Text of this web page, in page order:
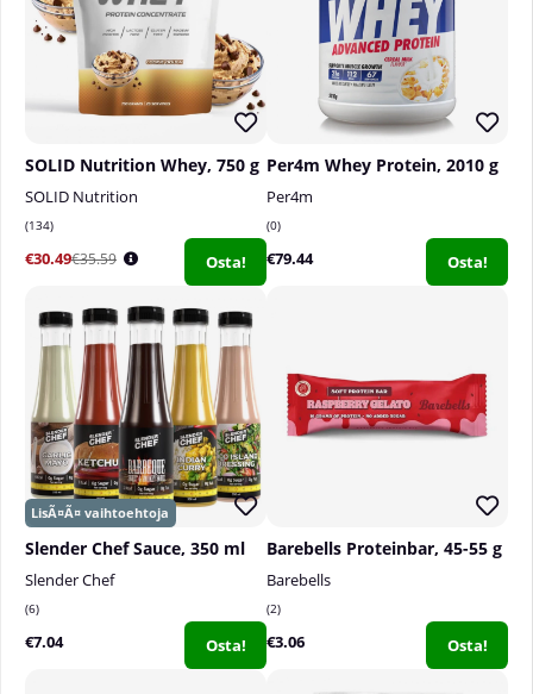
SOLID Nutrition Whey, 750 g
SOLID Nutrition
134
€30.49€35.59 Osta!
Per4m Whey Protein, 2010 g
Per4m
0
€79.44 Osta!
Slender Chef Sauce, 350 ml
Slender Chef
6
€7.04 Osta!
Barebells Proteinbar, 45-55 g
Barebells
2
€3.06 Osta!